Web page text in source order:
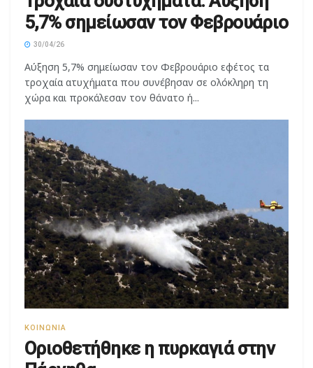
30/04/26
Αύξηση 5,7% σημείωσαν τον Φεβρουάριο εφέτος τα
τροχαία ατυχήματα που συνέβησαν σε ολόκληρη τη
χώρα και προκάλεσαν τον θάνατο ή...
ΚΟΙΝΩΝΊΑ
Οριοθετήθηκε η πυρκαγιά στην
Πάρνηθα
30/04/26